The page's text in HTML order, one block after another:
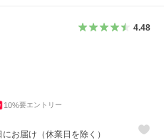
4.48
10%要エントリー
お届け（休業日を除く）